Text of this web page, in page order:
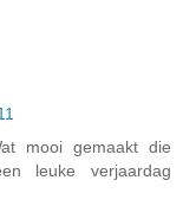
mooi gemaakt die
leuke verjaardag